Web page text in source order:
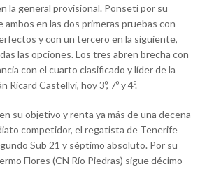
la general provisional. Ponseti por su
ambos en las dos primeras pruebas con
y con un tercero en la siguiente,
las opciones. Los tres abren brecha con
con el cuarto clasificado y líder de la
Ricard Castellvi, hoy 3º, 7º y 4º.
su objetivo y renta ya más de una decena
competidor, el regatista de Tenerife
Sub 21 y séptimo absoluto. Por su
Flores (CN Río Piedras) sigue décimo